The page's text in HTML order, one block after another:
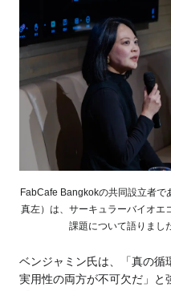
FabCafe Bangkokの共同設立者で
真左）は、サーキュラーバイオエ
課題について語りまし
ベンジャミン氏は、「真の循
実用性の両方が不可欠だ」と